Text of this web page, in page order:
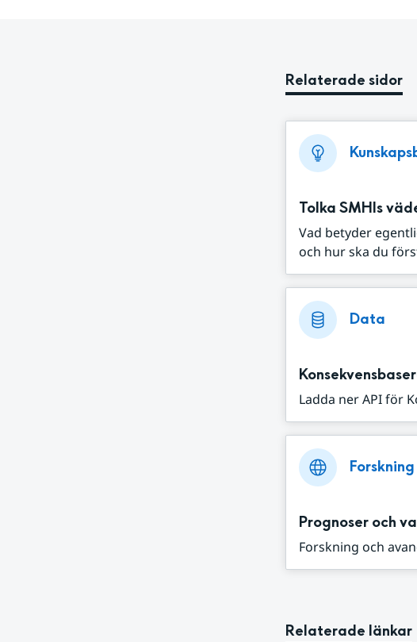
Relaterade sidor
Tolka SMHIs
Vad betyder
och hur ska du
Data
Ladda ner API för
Prognoser och
Forskning och
Relaterade länkar